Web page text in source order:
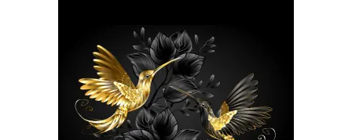
10,00 €